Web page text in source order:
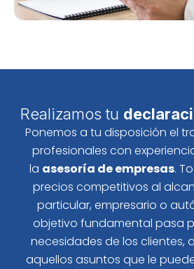
Realizamos tu
Ponemos a tu disposición el
profesionales con
la asesoría de empresas.
precios competitivos al
particular, empresario o
objetivo fundamental pasa
necesidades de los clientes,
aquellos asuntos que le